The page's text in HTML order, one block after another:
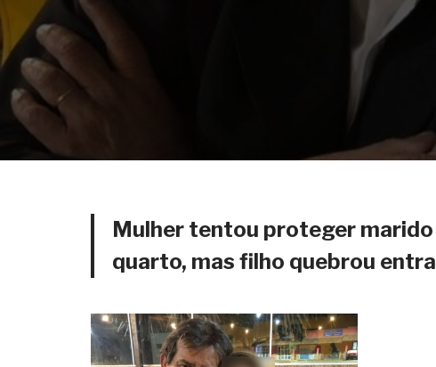
Mulher tentou proteger
quarto, mas filho quebrou